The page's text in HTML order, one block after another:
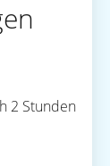
2 Stunden